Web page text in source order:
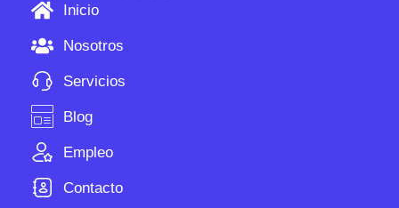
Inicio
Nosotros
Servicios
Blog
Empleo
Contacto